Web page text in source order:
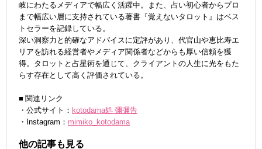
岐にわたるメディアで幅広く活躍中。また、占い初心者からプロ
まで幅広い層に支持されている著書『覚えないタロット』はベス
トセラーを記録している。
深い洞察力と的確なアドバイスに定評があり、代官山や恵比寿エ
リアを訪れる経営者やメディア関係者などからも厚い信頼を獲
得。タロットと占星術を通じて、クライアントの人生に光をもた
らす存在として高く評価されている。
■ 関連リンク
・公式サイト： kotodama処 彌彌告
・Instagram： mimiko_kotodama
他の記事も見る